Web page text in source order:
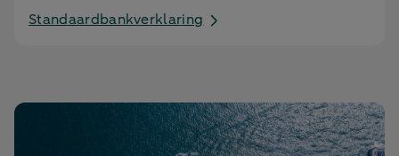
Standaardbankverklaring